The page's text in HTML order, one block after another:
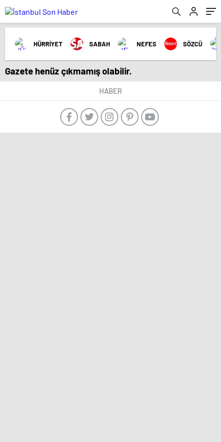
HÜRRİYET SABAH NEFES SÖZCÜ
Gazete henüz çıkmamış olabilir.
HABER